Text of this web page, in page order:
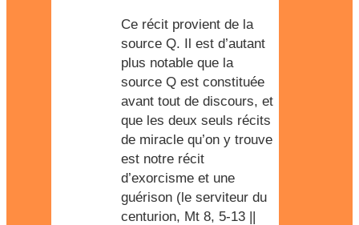
Ce récit provient de la
source Q. Il est d’autant
plus notable que la
source Q est constituée
avant tout de discours, et
que les deux seuls récits
de miracle qu’on y trouve
est notre récit
d’exorcisme et une
guérison (le serviteur du
centurion, Mt 8, 5-13 ||